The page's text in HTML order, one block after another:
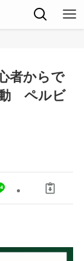
者からで
動 ペルビ